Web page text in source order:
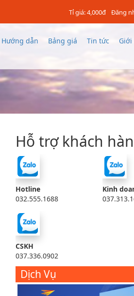
Tỉ giá: 4,000đ Đăng
Hướng dẫn Bảng giá Tin tức
Hỗ trợ khách
Hotline
032.555.1688
Kinh
CSKH
037.336.0902
Dịch Vụ